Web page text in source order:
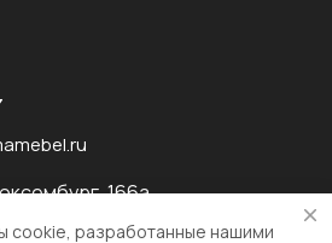
166а
cookie, разработанные нашими